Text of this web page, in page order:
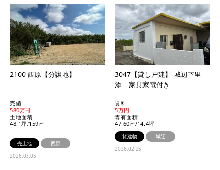
2100 西原【分譲地】
売値
580万円
土地面積
48.1坪/159㎡
売土地
西原
2026.03.05
3047【貸し戸建】 城辺下里
添 家具家電付き
賃料
5万円
専有面積
47.60㎡/14.4坪
貸建物
城辺
2026.02.25